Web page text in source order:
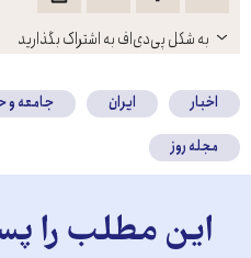
باز
کنید
به شکل پی‌دی‌اف به اشتراک بگذارید
اخبار ایران جامعه و
مجله روز
این مطلب را